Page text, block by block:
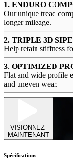
1. ENDURO
Our unique tread
longer mileage.
2. TRIPLE 3D
Help retain stiffness
3. OPTIMIZED
Flat and wide profile
and uneven wear.
VISIONNEZ
MAINTENANT
Spécifications